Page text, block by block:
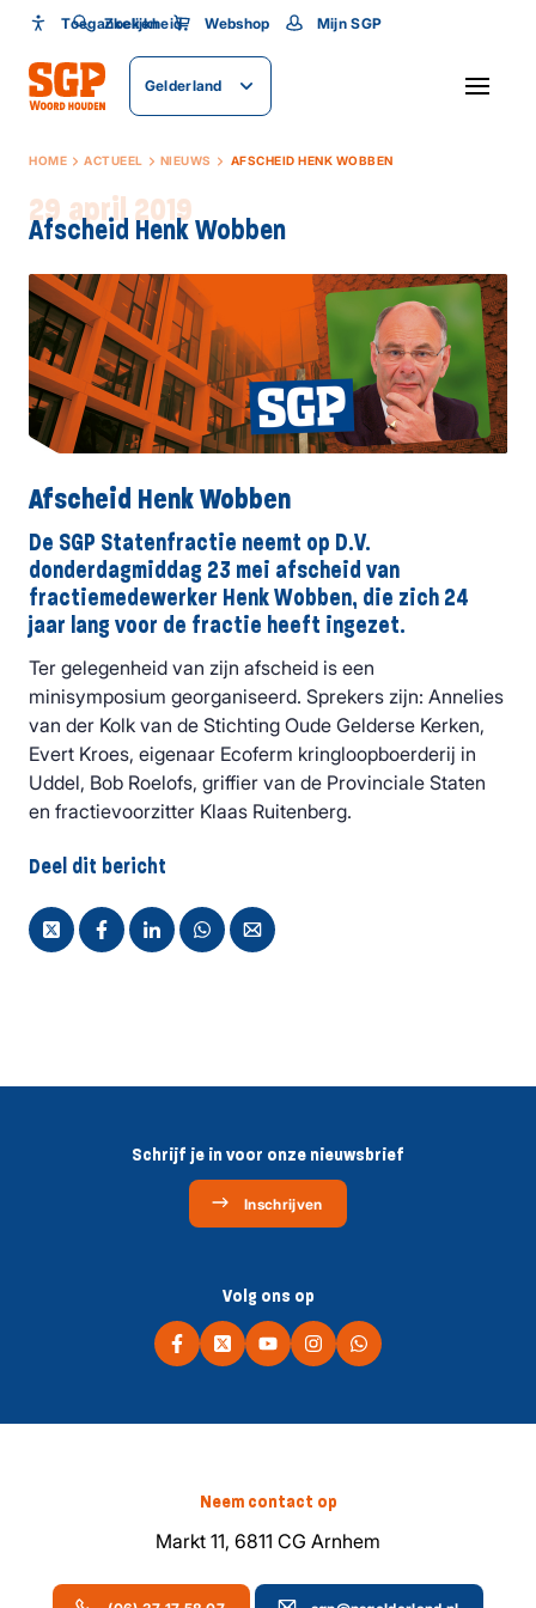
Toegankelijkheid
Toegankelijkheid
Lettergrootte
Zoeken Webshop Mijn SGP
Gelderland
HOME ACTUEEL NIEUWS AFSCHEID HENK WOBBEN
29 april 2019
Afscheid Henk Wobben
Afscheid Henk Wobben
De SGP Statenfractie neemt op D.V.
donderdagmiddag 23 mei afscheid van
fractiemedewerker Henk Wobben, die zich 24
jaar lang voor de fractie heeft ingezet.
Ter gelegenheid van zijn afscheid is een
minisymposium georganiseerd. Sprekers zijn: Annelies
van der Kolk van de Stichting Oude Gelderse Kerken,
Evert Kroes, eigenaar Ecoferm kringloopboerderij in
Uddel, Bob Roelofs, griffier van de Provinciale Staten
en fractievoorzitter Klaas Ruitenberg.
Deel dit bericht
Schrijf je in voor onze nieuwsbrief
Inschrijven
Volg ons op
Neem contact op
Markt 11, 6811 CG Arnhem